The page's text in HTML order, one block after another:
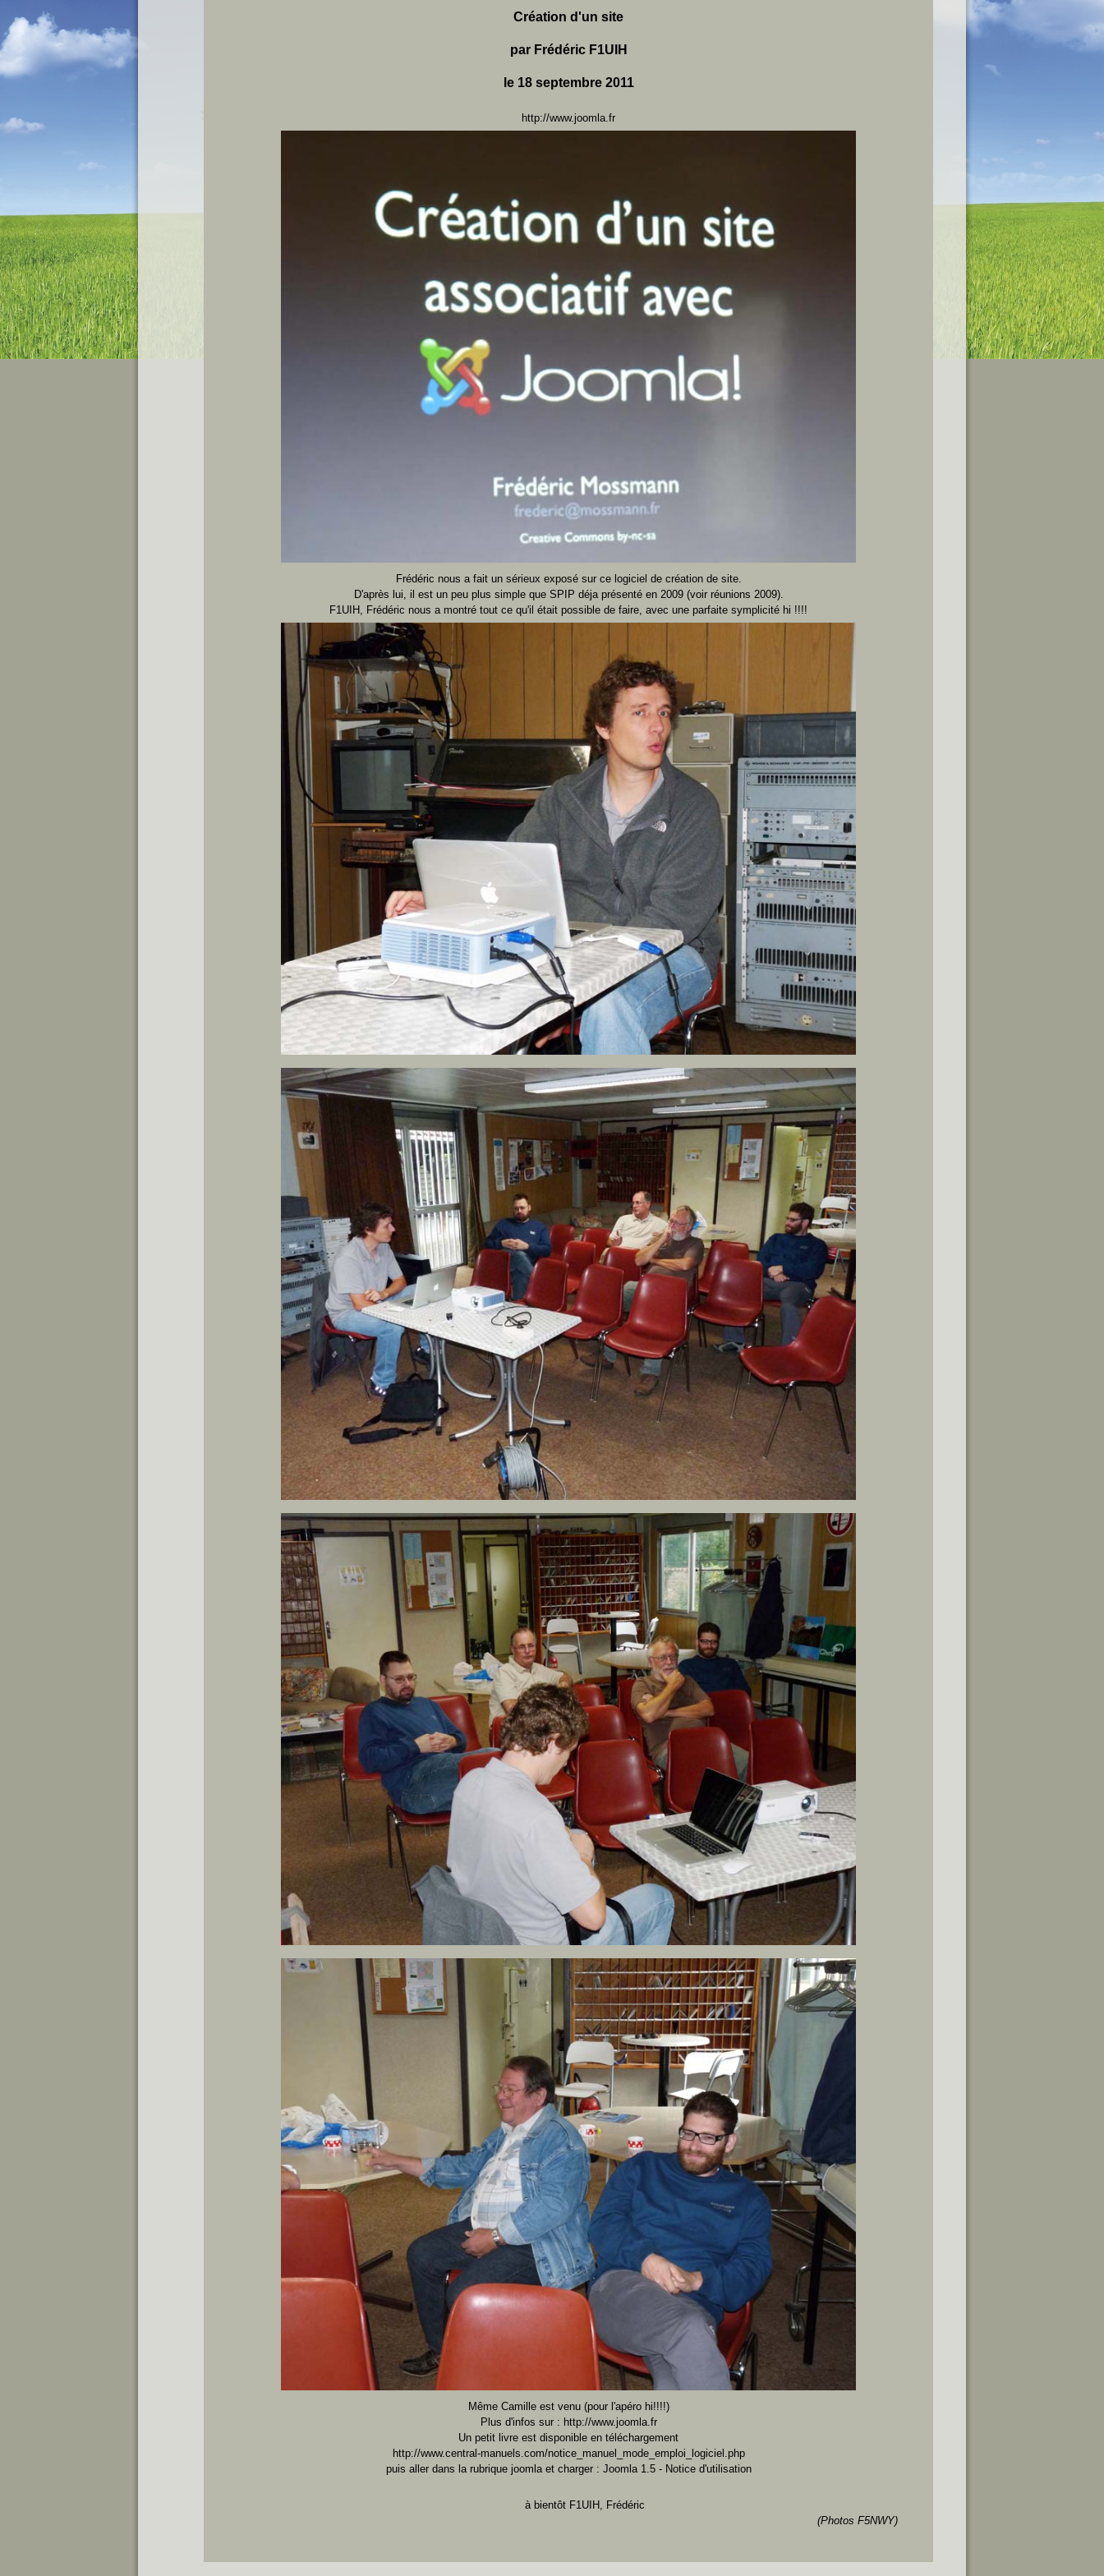
Création d'un site
par Frédéric F1UIH
le 18 septembre 2011
http://www.joomla.fr
Frédéric nous a fait un sérieux exposé sur ce logiciel de création de site.
D'après lui, il est un peu plus simple que SPIP déja présenté en 2009 (voir réunions 2009).
F1UIH, Frédéric nous a montré tout ce qu'il était possible de faire, avec une parfaite symplicité hi !!!!
Même Camille est venu (pour l'apéro hi!!!!)
Plus d'infos sur : http://www.joomla.fr
Un petit livre est disponible en téléchargement
http://www.central-manuels.com/notice_manuel_mode_emploi_logiciel.php
puis aller dans la rubrique joomla et charger : Joomla 1.5 - Notice d'utilisation
à bientôt F1UIH, Frédéric
(Photos F5NWY)